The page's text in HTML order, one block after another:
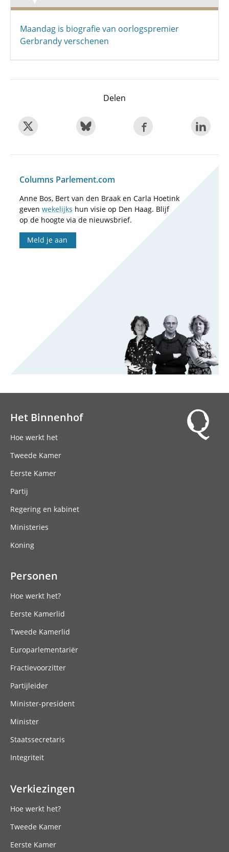
Maandag is biografie van oorlogspremier
Gerbrandy verschenen
Delen
Columns Parlement.com
Anne Bos, Bert van den Braak en Carla Hoetink
geven wekelijks hun visie op Den Haag. Blijf
op de hoogte via de nieuwsbrief.
Meld je aan
Het Binnenhof
Hoe werkt het
Tweede Kamer
Eerste Kamer
Partij
Regering en kabinet
Ministeries
Koning
Personen
Hoe werkt het?
Eerste Kamerlid
Tweede Kamerlid
Europarlementariër
Fractievoorzitter
Partijleider
Minister-president
Minister
Staatssecretaris
Integriteit
Verkiezingen
Hoe werkt het?
Tweede Kamer
Eerste Kamer